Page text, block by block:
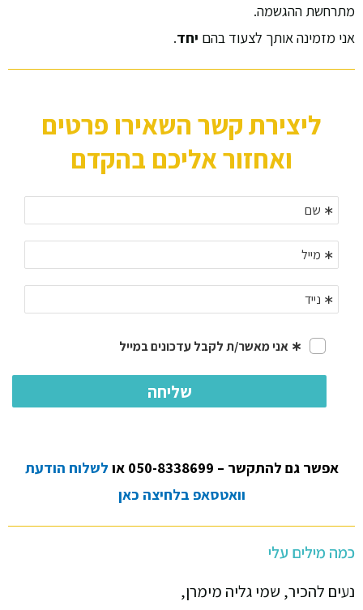
מתרחשת ההגשמה.
אני מזמינה אותך לצעוד בהם יחד.
אפשר גם להתקשר – 050-8338699 או
לשלוח הודעת
וואטסאפ בלחיצה כאן
כמה מילים עלי
נעים להכיר, שמי גליה מימרן,